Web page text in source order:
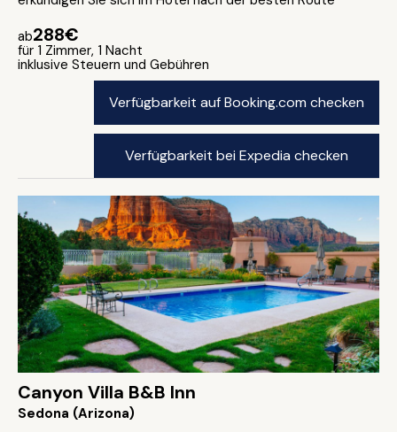
ab288€
für 1 Zimmer, 1 Nacht
inklusive Steuern und Gebühren
Verfügbarkeit auf Booking.com checken
Verfügbarkeit bei Expedia checken
Canyon Villa B&B Inn
Sedona (Arizona)